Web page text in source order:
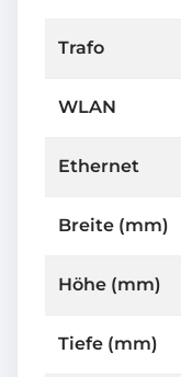
Trafo
WLAN
Ethernet
Breite (mm)
Höhe (mm)
Tiefe (mm)